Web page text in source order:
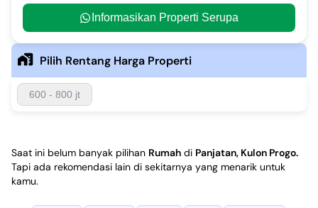
Informasikan Properti Serupa
Pilih Rentang Harga Properti
600 - 800 jt
Saat ini belum banyak pilihan Rumah di Panjatan, Kulon Progo.
Tapi ada rekomendasi lain di sekitarnya yang menarik untuk
kamu.